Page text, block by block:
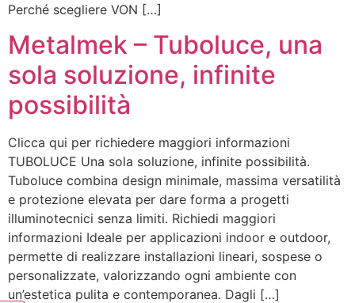
Perché scegliere VON […]
Metalmek – Tuboluce, una
sola soluzione, infinite
possibilità
Clicca qui per richiedere maggiori informazioni
TUBOLUCE Una sola soluzione, infinite possibilità.
Tuboluce combina design minimale, massima versatilità
e protezione elevata per dare forma a progetti
illuminotecnici senza limiti. Richiedi maggiori
informazioni Ideale per applicazioni indoor e outdoor,
permette di realizzare installazioni lineari, sospese o
personalizzate, valorizzando ogni ambiente con
un’estetica pulita e contemporanea. Dagli […]